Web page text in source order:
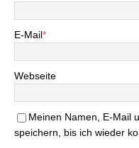
E-Mail*
Webseite
Meinen Namen, E-Mail
speichern, bis ich wieder